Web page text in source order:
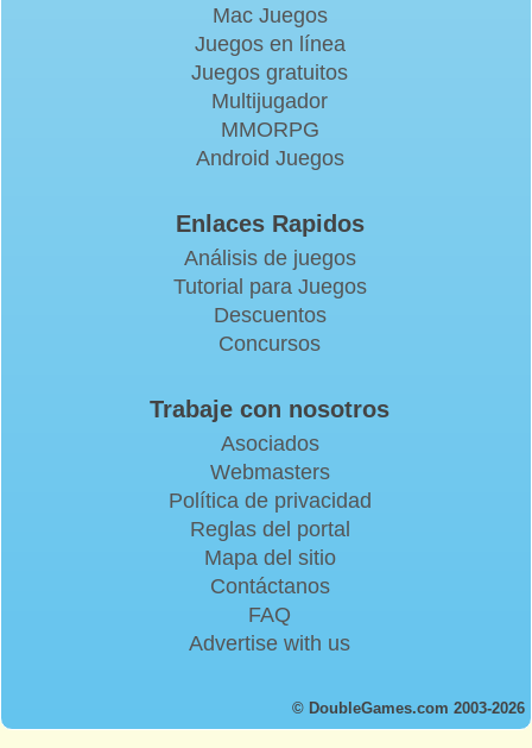
Mac Juegos
Juegos en línea
Juegos gratuitos
Multijugador
MMORPG
Android Juegos
Enlaces Rapidos
Análisis de juegos
Tutorial para Juegos
Descuentos
Concursos
Trabaje con nosotros
Asociados
Webmasters
Política de privacidad
Reglas del portal
Mapa del sitio
Contáctanos
FAQ
Advertise with us
© DoubleGames.com 2003-2026